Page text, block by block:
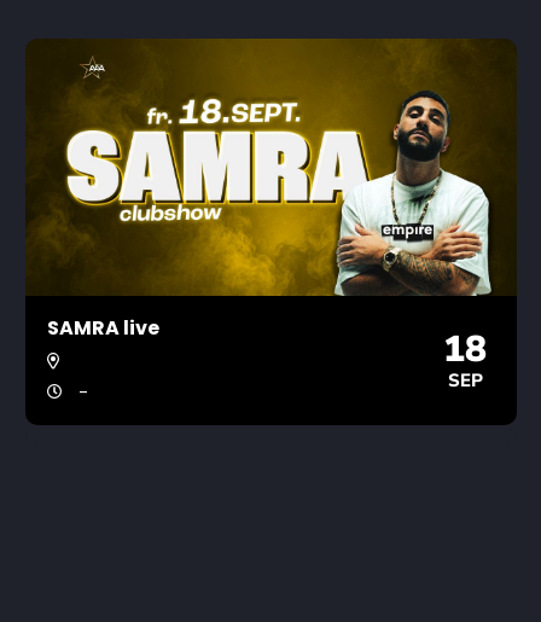
SAMRA live
-
18
SEP